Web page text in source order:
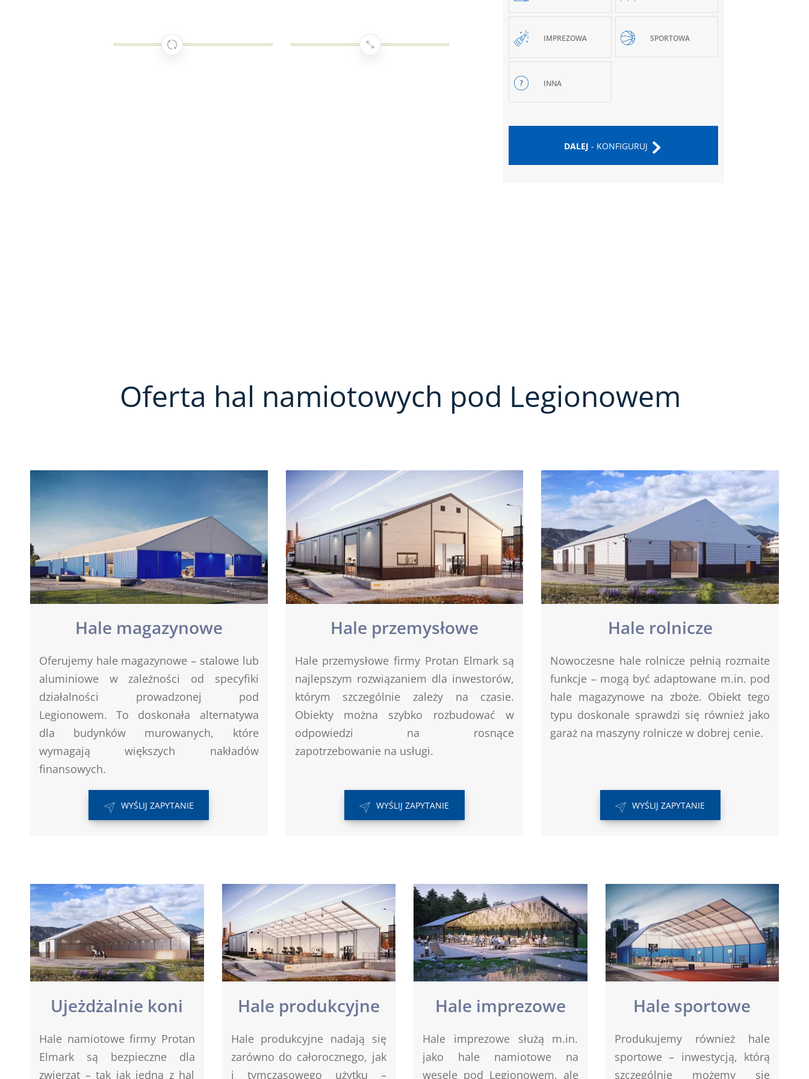
IMPREZOWA SPORTOWA
INNA
DALEJ - KONFIGURUJ
Oferta hal namiotowych pod Legionowem
Hale magazynowe
Oferujemy hale magazynowe – stalowe lub
aluminiowe w zależności od specyfiki
działalności prowadzonej pod
Legionowem. To doskonała alternatywa
dla budynków murowanych, które
wymagają większych nakładów
finansowych.
WYŚLIJ ZAPYTANIE
Hale przemysłowe
Hale przemysłowe firmy Protan Elmark są
najlepszym rozwiązaniem dla inwestorów,
którym szczególnie zależy na czasie.
Obiekty można szybko rozbudować w
odpowiedzi na rosnące
zapotrzebowanie na usługi.
WYŚLIJ ZAPYTANIE
Hale rolnicze
Nowoczesne hale rolnicze pełnią rozmaite
funkcje – mogą być adaptowane m.in. pod
hale magazynowe na zboże. Obiekt tego
typu doskonale sprawdzi się również jako
garaż na maszyny rolnicze w dobrej cenie.
WYŚLIJ ZAPYTANIE
Ujeżdżalnie koni
Hale namiotowe firmy Protan
Elmark są bezpieczne dla
zwierząt – tak jak jedna z hal
Hale produkcyjne
Hale produkcyjne nadają się
zarówno do całorocznego, jak
i tymczasowego użytku –
Hale imprezowe
Hale imprezowe służą m.in.
jako hale namiotowe na
wesele pod Legionowem, ale
Hale sportowe
Produkujemy również hale
sportowe – inwestycją, którą
szczególnie możemy się